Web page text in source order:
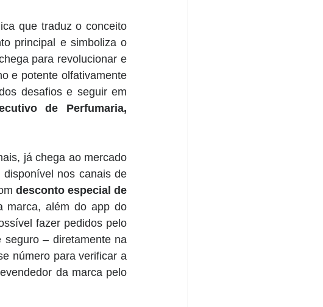
que traduz o conceito
principal e simboliza o
para revolucionar e
e potente olfativamente
desafios e seguir em
de Perfumaria,
já chega ao mercado
nos canais de
desconto especial de
marca, além do app do
fazer pedidos pelo
– diretamente na
número para verificar a
da marca pelo